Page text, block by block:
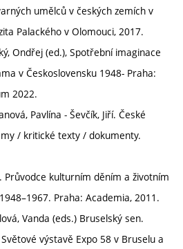
umělců v českých zemích v
Palackého v Olomouci, 2017.
Ondřej (ed.), Spotřební imaginace
v Československu 1948- Praha:
2022.
Pavlína ‒ Ševčík, Jiří. České
/ kritické texty / dokumenty.
Průvodce kulturním děním a životním
Praha: Academia, 2011.
Vanda (eds.) Bruselský sen.
výstavě Expo 58 v Bruselu a